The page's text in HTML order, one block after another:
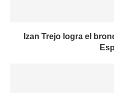
Izan Trejo logra el